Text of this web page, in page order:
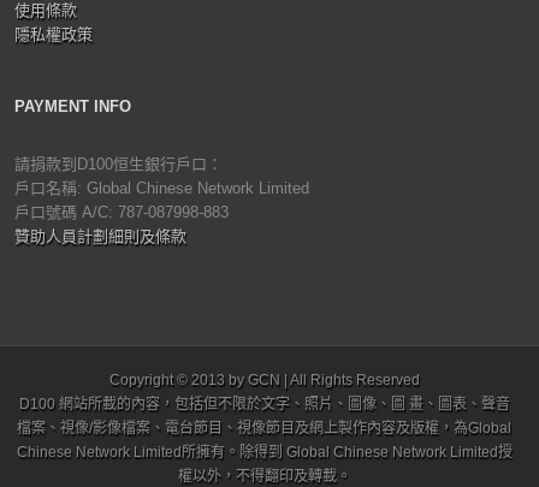
使用條款
隱私權政策
PAYMENT INFO
請捐款到D100恒生銀行戶口：
戶口名稱: Global Chinese Network Limited
戶口號碼 A/C: 787-087998-883
贊助人員計劃細則及條款
Copyright © 2013 by GCN | All Rights Reserved
D100 網站所載的內容，包括但不限於文字、照片、圖像、圖 畫、圖表、聲音
檔案、視像/影像檔案、電台節目、視像節目及網上製作內容及版權，為Global
Chinese Network Limited所擁有。除得到 Global Chinese Network Limited授
權以外，不得翻印及轉載。